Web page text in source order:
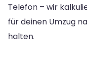
Telefon – wir
für deinen Umzug
halten.